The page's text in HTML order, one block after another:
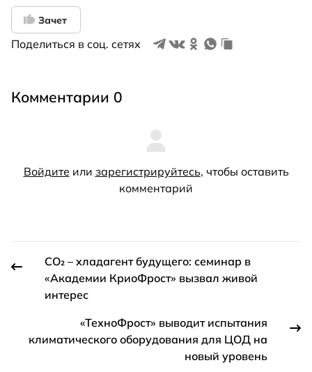
Зачет
Поделиться в соц. сетях
Комментарии 0
Войдите или зарегистрируйтесь, чтобы оставить
комментарий
CO₂ – хладагент будущего: семинар в
«Академии КриоФрост» вызвал живой
интерес
«ТехноФрост» выводит испытания
климатического оборудования для ЦОД на
новый уровень